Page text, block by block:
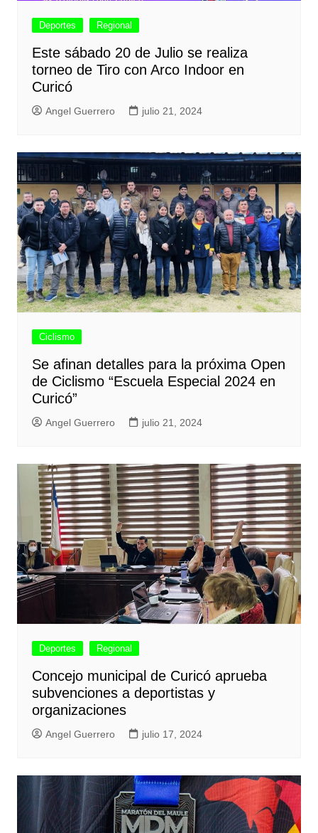
Deportes Regional
Este sábado 20 de Julio se realiza
torneo de Tiro con Arco Indoor en
Curicó
Angel Guerrero julio 21, 2024
Ciclismo
Se afinan detalles para la próxima Open
de Ciclismo “Escuela Especial 2024 en
Curicó”
Angel Guerrero julio 21, 2024
Deportes Regional
Concejo municipal de Curicó aprueba
subvenciones a deportistas y
organizaciones
Angel Guerrero julio 17, 2024